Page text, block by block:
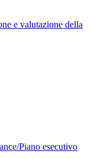
e valutazione della
Piano esecutivo